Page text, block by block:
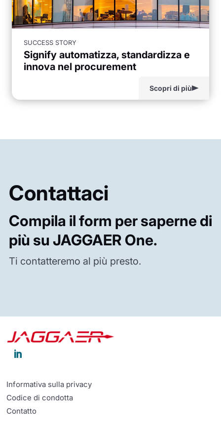
SUCCESS STORY
Signify automatizza, standardizza e
innova nel procurement
Scopri di più
Contattaci
Compila il form per saperne di
più su JAGGAER One.
Ti contatteremo al più presto.

Informativa sulla privacy
Codice di condotta
Contatto